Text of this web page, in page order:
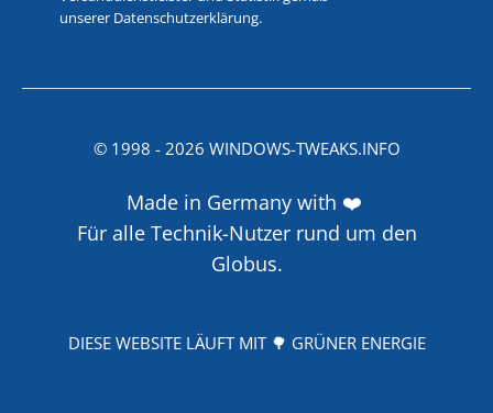
unserer Datenschutzerklärung.
© 1998 - 2026 WINDOWS-TWEAKS.INFO
Made in Germany with ❤️
Für alle Technik-Nutzer rund um den
Globus.
DIESE WEBSITE LÄUFT MIT 🌳 GRÜNER ENERGIE